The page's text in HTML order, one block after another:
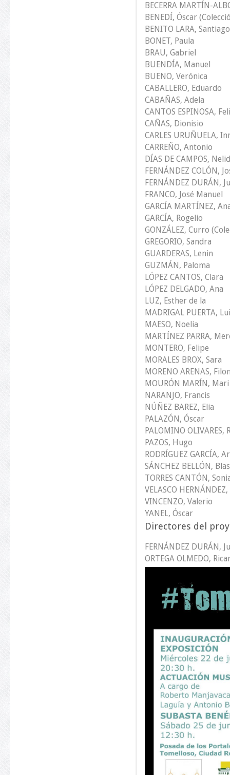
BECERRA MARTÍN-
BENEDÍ, Óscar
BENITO LARA, Santiago
BONET, Paula
BRAU, Gabriel
BUENDÍA, Manuel
BUENO, Verónica
CABALLERO, Eduardo
CABAÑAS, Adela
CANTOS ESPINOSA,
CAÑAS, Dionisio
CARLES URUÑUELA,
CARREÑO, Antonio
DÍAS DE CAMPOS,
FERNÁNDEZ COLÓN,
FERNÁNDEZ DURÁN,
FRANCO, José Manuel
GARCÍA MARTÍNEZ,
GARCÍA, Rogelio
GONZÁLEZ, Curro
GREGORIO, Sandra
GUARDERAS, Lenin
GUZMÁN, Paloma
LÓPEZ CANTOS, Clara
LÓPEZ DELGADO, Ana
LUZ, Esther de la
MADRIGAL PUERTA,
MAESO, Noelia
MARTÍNEZ PARRA,
MONTERO, Felipe
MORALES BROX, Sara
MORENO ARENAS,
MOURÓN MARÍN,
NARANJO, Francis
NÚÑEZ BAREZ, Elia
PALAZÓN, Óscar
PALOMINO OLIVARES,
PAZOS, Hugo
RODRÍGUEZ GARCÍA,
SÁNCHEZ BELLÓN,
TORRES CANTÓN,
VELASCO
VINCENZO, Valerio
YANEL, Óscar
Directores del
FERNÁNDEZ DURÁN,
ORTEGA OLMEDO,